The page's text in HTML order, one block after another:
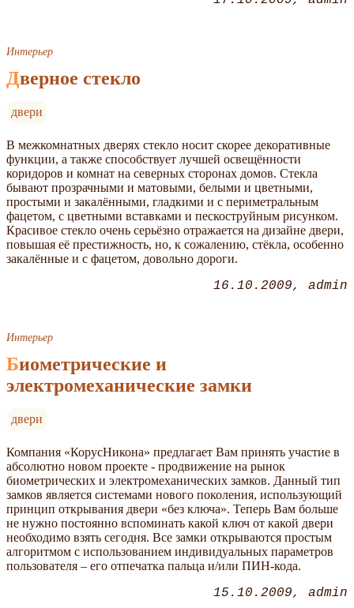
Интерьер
Дверное стекло
двери
В межкомнатных дверях стекло носит скорее декоративные
функции, а также способствует лучшей освещённости
коридоров и комнат на северных сторонах домов. Стекла
бывают прозрачными и матовыми, белыми и цветными,
простыми и закалёнными, гладкими и с периметральным
фацетом, с цветными вставками и пескоструйным рисунком.
Красивое стекло очень серьёзно отражается на дизайне двери,
повышая её престижность, но, к сожалению, стёкла, особенно
закалённые и с фацетом, довольно дороги.
16.10.2009 admin
Интерьер
Биометрические и
электромеханические замки
двери
Компания «КорусНикона» предлагает Вам принять участие в
абсолютно новом проекте - продвижение на рынок
биометрических и электромеханических замков. Данный тип
замков является системами нового поколения, использующий
принцип открывания двери «без ключа». Теперь Вам больше
не нужно постоянно вспоминать какой ключ от какой двери
необходимо взять сегодня. Все замки открываются простым
алгоритмом с использованием индивидуальных параметров
пользователя – его отпечатка пальца и/или ПИН-кода.
15.10.2009 admin